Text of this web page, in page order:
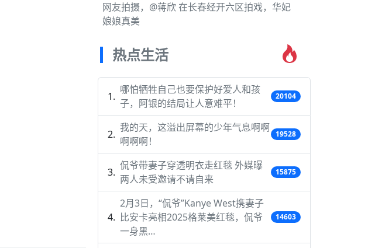
网友拍摄，@蒋欣 在长春经开六区拍戏，华妃
娘娘真美
热点生活
哪怕牺牲自己也要保护好爱人和孩
子，阿银的结局让人意难平！
20104
我的天，这溢出屏幕的少年气息啊啊
啊啊啊！
19528
侃爷带妻子穿透明衣走红毯 外媒曝
两人未受邀请不请自来
15875
2月3日，“侃爷”Kanye West携妻子
比安卡亮相2025格莱美红毯，侃爷
一身黑…
14603